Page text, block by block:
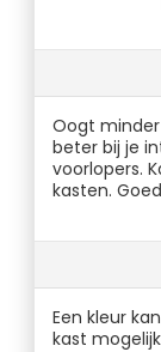
Oogt
beter bij je
voorlopers.
kasten.
Een kleur
kast